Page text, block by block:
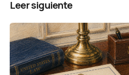
Leer siguiente